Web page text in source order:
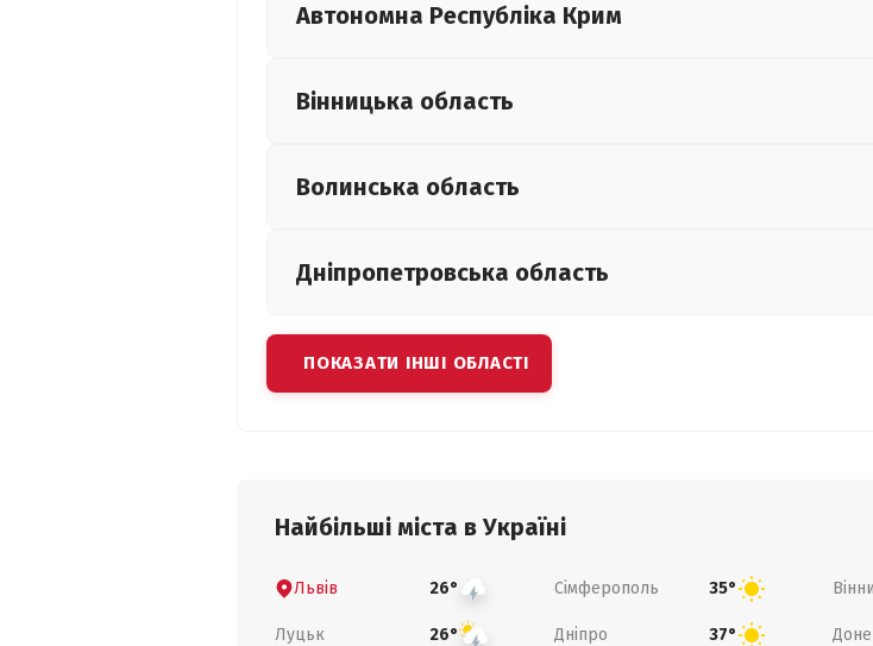
Автономна Республіка Крим
Вінницька область
Волинська область
Дніпропетровська область
ПОКАЗАТИ ІНШІ ОБЛАСТІ
Найбільші міста в Україні
Львів 26° Сімферополь 35°
Луцьк 26° Дніпро 37°